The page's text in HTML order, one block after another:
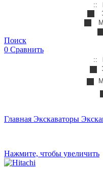
Поиск
0 Сравнить
Главная Экскаваторы
Нажмите, чтобы увеличить